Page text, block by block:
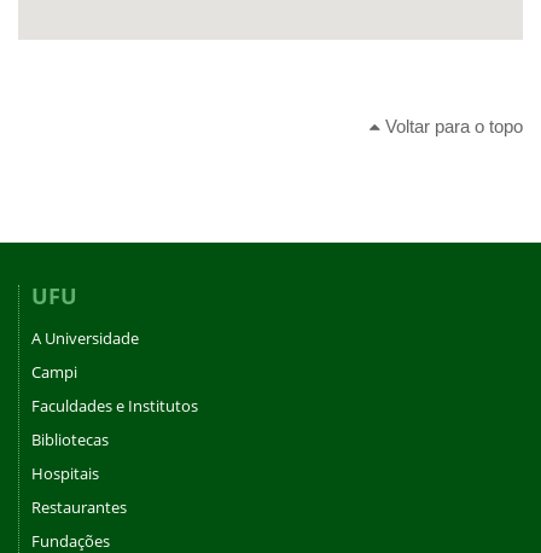
Voltar para o topo
UFU
A Universidade
Campi
Faculdades e Institutos
Bibliotecas
Hospitais
Restaurantes
Fundações